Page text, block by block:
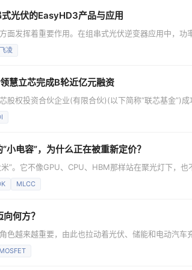
光伏的EasyHD3产品与应用
面发挥着重要作用。在组串式光伏逆变器应用中，功
全新EasyHD3系列产品正是为了实现更高功率密度和
凌
慧立芯完成B轮近亿元融资
股权投资合伙企业(有限合伙)(以下简称“联芯基金”)成
本轮融资由国联新创、石溪资本、亦庄投资等市场
电容”，为什么正在被重新定价？
”。它不像GPU、CPU、HBM那样站在聚光灯下，也
乎所有电子设备都离不开它。 手机主板上有它，汽车
MLCC
向何方？
色越来越重要，由此也拉动着光伏、储能和电动汽车
器及储能系统市场为例，根据市场研究机构Omdia的